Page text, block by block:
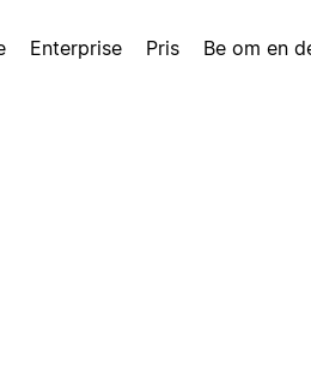
Enterprise Pris Be om en